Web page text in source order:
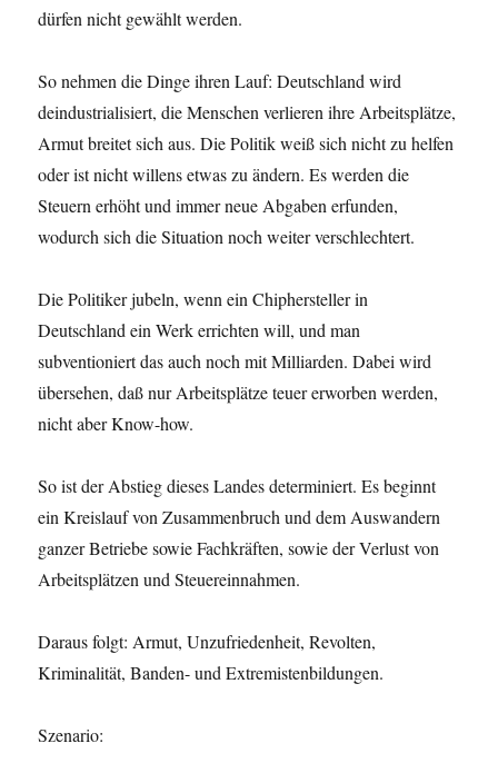
dürfen nicht gewählt werden.
So nehmen die Dinge ihren Lauf: Deutschland wird
deindustrialisiert, die Menschen verlieren ihre Arbeitsplätze,
Armut breitet sich aus. Die Politik weiß sich nicht zu helfen
oder ist nicht willens etwas zu ändern. Es werden die
Steuern erhöht und immer neue Abgaben erfunden,
wodurch sich die Situation noch weiter verschlechtert.
Die Politiker jubeln, wenn ein Chiphersteller in
Deutschland ein Werk errichten will, und man
subventioniert das auch noch mit Milliarden. Dabei wird
übersehen, daß nur Arbeitsplätze teuer erworben werden,
nicht aber Know-how.
So ist der Abstieg dieses Landes determiniert. Es beginnt
ein Kreislauf von Zusammenbruch und dem Auswandern
ganzer Betriebe sowie Fachkräften, sowie der Verlust von
Arbeitsplätzen und Steuereinnahmen.
Daraus folgt: Armut, Unzufriedenheit, Revolten,
Kriminalität, Banden- und Extremistenbildungen.
Szenario: